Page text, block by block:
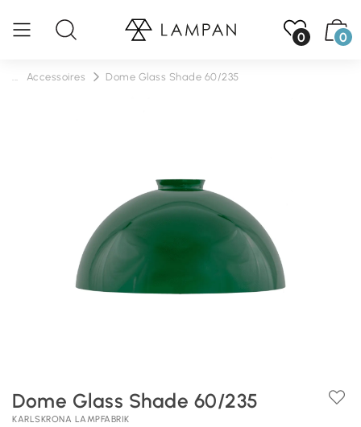
0 0
Accessoires Dome Glass Shade 60/235
Dome Glass Shade 60/235
KARLSKRONA LAMPFABRIK